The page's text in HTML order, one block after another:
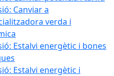
Canviar a
verda i
Estalvi energètic i bones
Estalvi energètic i